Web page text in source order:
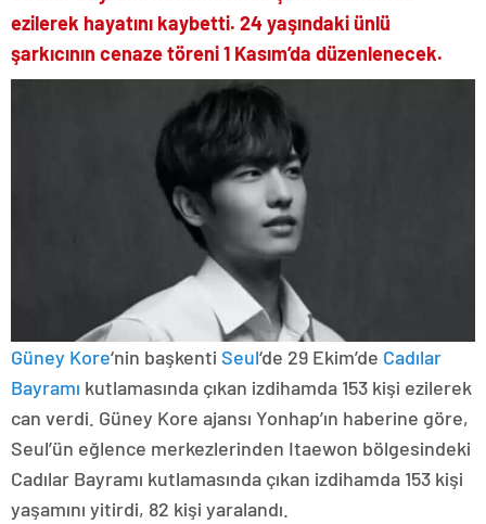
ezilerek hayatını kaybetti. 24 yaşındaki ünlü
şarkıcının cenaze töreni 1 Kasım’da düzenlenecek.
Güney Kore‘nin başkenti Seul‘de 29 Ekim’de Cadılar
Bayramı kutlamasında çıkan izdihamda 153 kişi ezilerek
can verdi. Güney Kore ajansı Yonhap’ın haberine göre,
Seul’ün eğlence merkezlerinden Itaewon bölgesindeki
Cadılar Bayramı kutlamasında çıkan izdihamda 153 kişi
yaşamını yitirdi, 82 kişi yaralandı.